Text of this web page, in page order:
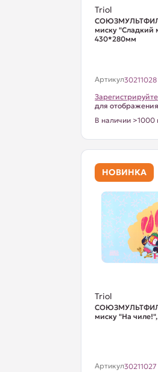
Triol
миску "Сладкий
430*280мм
Артикул30211028
для
В наличии >1000
НОВИНКА
Triol
миску "На
Артикул30211027